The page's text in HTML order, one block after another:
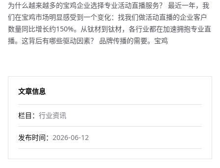
为什么越来越多的宝鸡企业选择专业活动直播服务？ 最近一年，我
们在宝鸡市场明显感受到一个变化：找我们做活动直播的企业客户
数量同比增长约150%。从钛材到钛材，各行业都在加速拥抱专业直
播。这背后有哪些驱动因素？ 品牌传播的需要。宝鸡
文章信息
栏目： 行业资讯
发布时间： 2026-06-12